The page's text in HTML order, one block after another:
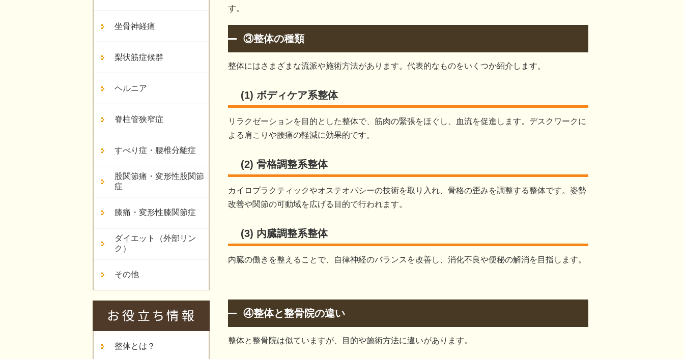
坐骨神経痛
梨状筋症候群
ヘルニア
脊柱管狭窄症
すべり症・腰椎分離症
股関節痛・変形性股関節
症
膝痛・変形性膝関節症
ダイエット（外部リン
ク）
その他
整体とは？
す。
③整体の種類
整体にはさまざまな流派や施術方法があります。代表的なものをいくつか紹介します。
(1) ボディケア系整体
リラクゼーションを目的とした整体で、筋肉の緊張をほぐし、血流を促進します。デスクワークに
よる肩こりや腰痛の軽減に効果的です。
(2) 骨格調整系整体
カイロプラクティックやオステオパシーの技術を取り入れ、骨格の歪みを調整する整体です。姿勢
改善や関節の可動域を広げる目的で行われます。
(3) 内臓調整系整体
内臓の働きを整えることで、自律神経のバランスを改善し、消化不良や便秘の解消を目指します。
④整体と整骨院の違い
整体と整骨院は似ていますが、目的や施術方法に違いがあります。